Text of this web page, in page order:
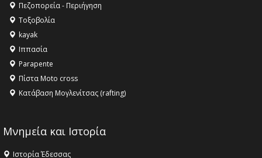
Πεζοπορεία - Περιήγηση
Τοξοβολία
kayak
Ιππασία
Parapente
Πίστα Moto cross
Κατάβαση Μογλενίτσας (rafting)
Μνημεία και Ιστορία
Ιστορία Έδεσσας